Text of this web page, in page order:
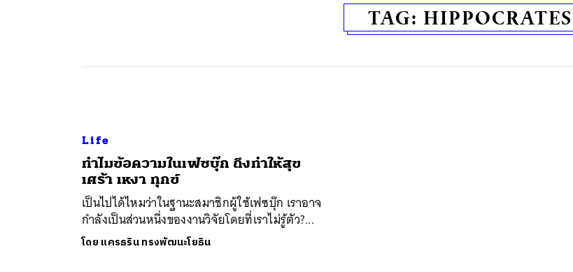
TAG: HIPPOCRATES
Life
ทำไมข้อความในเฟซบุ๊ก ถึงทำให้สุข
เศร้า เหงา ทุกข์
เป็นไปได้ไหมว่าในฐานะสมาชิกผู้ใช้เฟซบุ๊ก เราอาจ
กำลังเป็นส่วนหนึ่งของงานวิจัยโดยที่เราไม่รู้ตัว?...
โดย แครธริน ทรงพัฒนะโยธิน